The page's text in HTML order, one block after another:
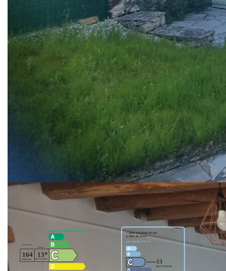
ménagères), régularisation des charges : Provisionnelles
mensuelles avec régularisation annuelle, Honoraires de
location : 1.106,40 euro dont état des lieux 414,90
euro.
Montant estimé des dépenses annuelles d'énergie pour
un usage standard : entre 2080€ et 2840€ TTC/an. Prix
moyens des énergies indexés sur les années 2021,
2022, 2023 (abonnements compris). Les informations
sur les risques auxquels ce bien est exposé sont
disponibles sur le site Géorisques :
www.georisques.gouv.fr.
Nous contacter
Diagnostics énergétiques